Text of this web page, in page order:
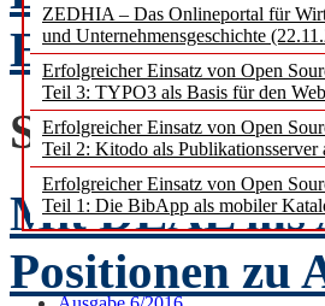
ZEDHIA – Das Onlineportal für
und Unternehmensgeschichte
Erfolgreicher Einsatz von Open
Teil 3: TYPO3 als Basis für den
Erfolgreicher Einsatz von Open
Teil 2: Kitodo als Publikationsserver
Erfolgreicher Einsatz von Open
Teil 1: Die BibApp als mobiler
Erlesenes von
Mit DEAL ins
Positionen zu